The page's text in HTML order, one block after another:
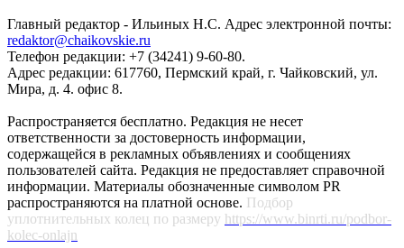
Главный редактор - Ильиных Н.С. Адрес электронной почты:
redaktor@chaikovskie.ru
Телефон редакции: +7 (34241) 9-60-80.
Адрес редакции: 617760, Пермский край, г. Чайковский, ул.
Мира, д. 4. офис 8.
Распространяется бесплатно. Редакция не несет
ответственности за достоверность информации,
содержащейся в рекламных объявлениях и сообщениях
пользователей сайта. Редакция не предоставляет справочной
информации. Материалы обозначенные символом PR
распространяются на платной основе. Подбор
уплотнительных колец по размеру https://www.binrti.ru/podbor-
kolec-onlajn